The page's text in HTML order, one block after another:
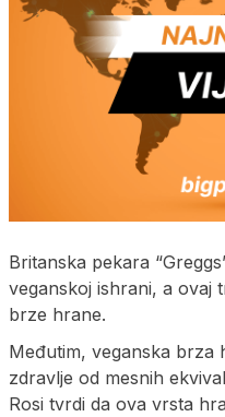
Britanska pekara
veganskoj ishrani, a ovaj
brze hrane.
Međutim, veganska brza
zdravlje od mesnih
Rosi tvrdi da ova vrsta